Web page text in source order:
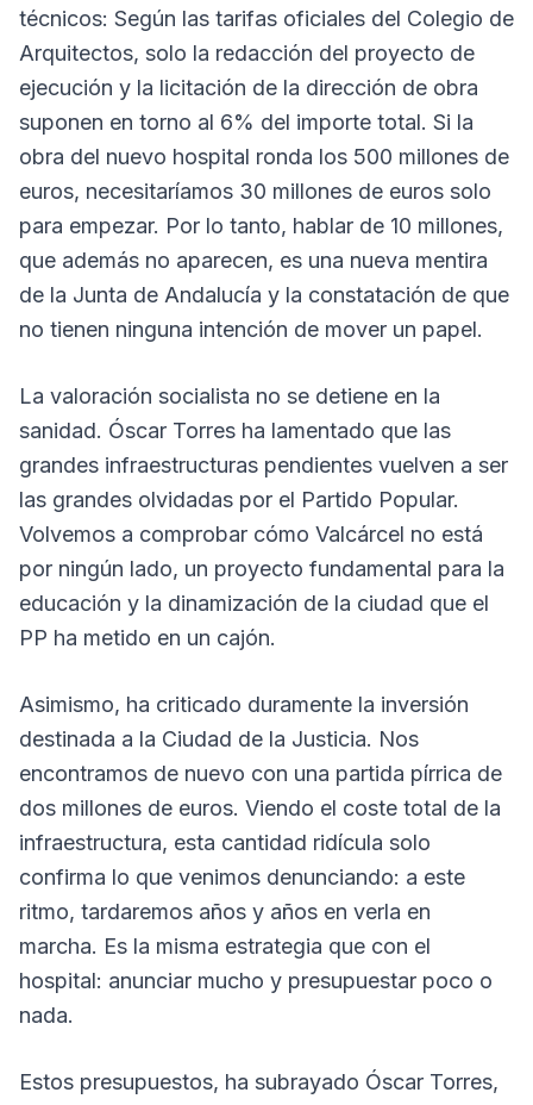
técnicos: Según las tarifas oficiales del Colegio de
Arquitectos, solo la redacción del proyecto de
ejecución y la licitación de la dirección de obra
suponen en torno al 6% del importe total. Si la
obra del nuevo hospital ronda los 500 millones de
euros, necesitaríamos 30 millones de euros solo
para empezar. Por lo tanto, hablar de 10 millones,
que además no aparecen, es una nueva mentira
de la Junta de Andalucía y la constatación de que
no tienen ninguna intención de mover un papel.
La valoración socialista no se detiene en la
sanidad. Óscar Torres ha lamentado que las
grandes infraestructuras pendientes vuelven a ser
las grandes olvidadas por el Partido Popular.
Volvemos a comprobar cómo Valcárcel no está
por ningún lado, un proyecto fundamental para la
educación y la dinamización de la ciudad que el
PP ha metido en un cajón.
Asimismo, ha criticado duramente la inversión
destinada a la Ciudad de la Justicia. Nos
encontramos de nuevo con una partida pírrica de
dos millones de euros. Viendo el coste total de la
infraestructura, esta cantidad ridícula solo
confirma lo que venimos denunciando: a este
ritmo, tardaremos años y años en verla en
marcha. Es la misma estrategia que con el
hospital: anunciar mucho y presupuestar poco o
nada.
Estos presupuestos, ha subrayado Óscar Torres,